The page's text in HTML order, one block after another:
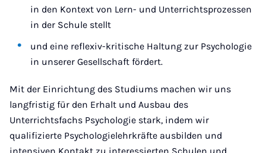
in den Kontext von Lern- und Unterrichtsprozessen
in der Schule stellt
und eine reflexiv-kritische Haltung zur Psychologie
in unserer Gesellschaft fördert.
Mit der Einrichtung des Studiums machen wir uns
langfristig für den Erhalt und Ausbau des
Unterrichtsfachs Psychologie stark, indem wir
qualifizierte Psychologielehrkräfte ausbilden und
intensiven Kontakt zu interessierten Schulen und